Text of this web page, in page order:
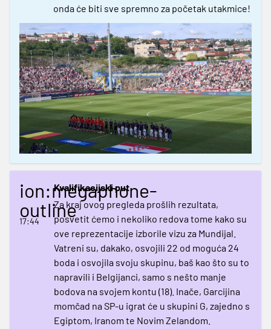
onda će biti sve spremno za početak utakmice!
ion:megaphone-
outline
17:44
Kvalifikacijski put
Za kraj ovog pregleda prošlih rezultata,
posvetit ćemo i nekoliko redova tome kako su
ove reprezentacije izborile vizu za Mundijal.
Vatreni su, dakako, osvojili 22 od moguća 24
boda i osvojila svoju skupinu, baš kao što su to
napravili i Belgijanci, samo s nešto manje
bodova na svojem kontu (18). Inače, Garcijina
momčad na SP-u igrat će u skupini G, zajedno s
Egiptom, Iranom te Novim Zelandom.